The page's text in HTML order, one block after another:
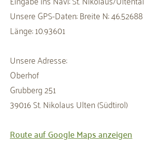
Unsere GPS-Daten: Breite N:46.52688
Länge:10.93601
Unsere Adresse:
Oberhof
Grubberg 251
39016 St. Nikolaus Ulten (Südtirol)
Route auf Google Maps anzeigen